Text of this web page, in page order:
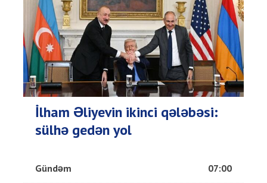
İlham Əliyevin ikinci qələbəsi:
sülhə gedən yol
Gündəm 07:00